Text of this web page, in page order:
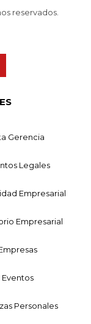
reservados.
Gerencia
Legales
Empresarial
Empresarial
Eventos
Personales